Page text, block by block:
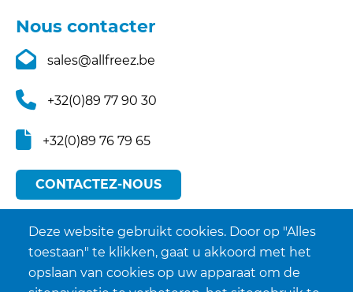
Nous contacter
sales@allfreez.be
+32(0)89 77 90 30
+32(0)89 76 79 65
CONTACTEZ-NOUS
Deze website gebruikt cookies. Door op "Alles
toestaan" te klikken, gaat u akkoord met het
opslaan van cookies op uw apparaat om de